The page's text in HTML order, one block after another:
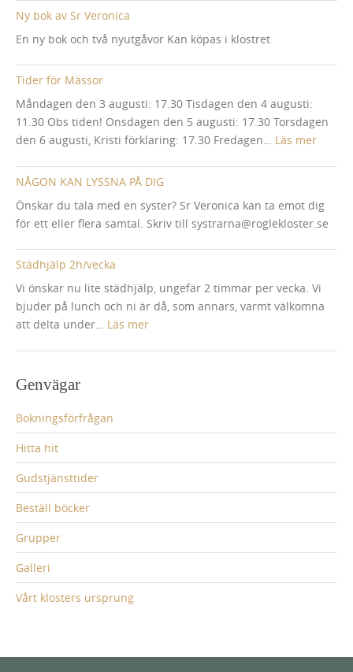
Ny bok av Sr Veronica
En ny bok och två nyutgåvor Kan köpas i klostret
Tider för Mässor
Måndagen den 3 augusti: 17.30 Tisdagen den 4 augusti:
11.30 Obs tiden! Onsdagen den 5 augusti: 17.30 Torsdagen
den 6 augusti, Kristi förklaring: 17.30 Fredagen… Läs mer:
NÅGON KAN LYSSNA PÅ DIG
Önskar du tala med en syster? Sr Veronica kan ta emot dig
för ett eller flera samtal. Skriv till systrarna@roglekloster.se
Städhjälp 2h/vecka
Vi önskar nu lite städhjälp, ungefär 2 timmar per vecka. Vi
bjuder på lunch och ni är då, som annars, varmt välkomna
att delta under… Läs mer:
Genvägar
Bokningsförfrågan
Hitta hit
Gudstjänsttider
Beställ böcker
Grupper
Galleri
Vårt klosters ursprung